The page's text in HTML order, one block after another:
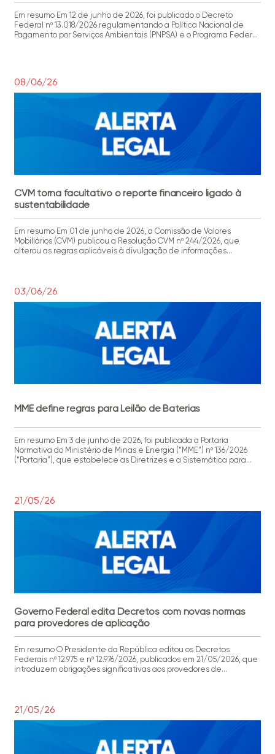
Em resumo Em 12 de junho de 2026, foi publicado o Decreto
Federal nº 13.018/2026 regulamentando a Política Nacional de
Pagamento por Serviços Ambientais (PNPSA) e o Programa Federal
08/06/26
CVM torna facultativo o reporte financeiro ligado à
sustentabilidade
Em resumo Em 01 de junho de 2026, a Comissão de Valores
Mobiliários (CVM) publicou a Resolução CVM nº 244/2026, que
alterou as regras aplicáveis à divulgação de informações
potenciais impactos das mudanças regulatórias sobre […]
03/06/26
MME define regras para Leilão de Baterias
Em resumo Em 3 de junho de 2026, foi publicada a Portaria
Normativa do Ministério de Minas e Energia (“MME”) nº 136/2026
(“Portaria”), que estabelece as Diretrizes e a Sistemática para
21/05/26
Governo Federal edita Decretos com novas normas
para provedores de aplicação
Em resumo O Presidente da República editou os Decretos
Federais nº 12.975 e nº 12.976/2026, publicados em 21/05/2026, que
introduzem obrigações significativas aos provedores de
responsabilidade de provedores de aplicações […]
21/05/26